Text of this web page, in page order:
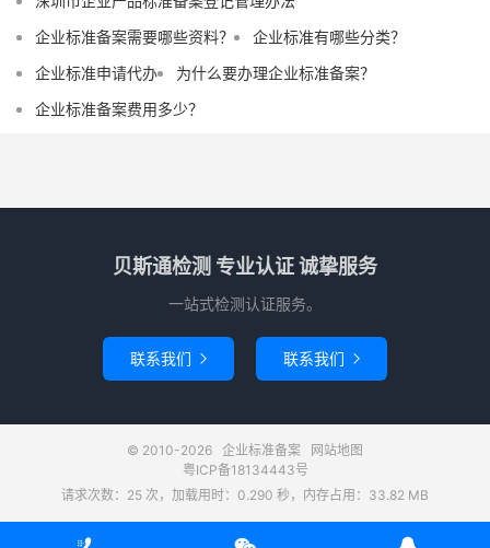
企业标准备案需要哪些资料？
企业标准有哪些分类？
企业标准申请代办
为什么要办理企业标准备案？
企业标准备案费用多少？
贝斯通检测 专业认证 诚挚服务
一站式检测认证服务。
联系我们  联系我们 
© 2010-2026 企业标准备案
网站地图
粤ICP备18134443号
请求次数：25 次，加载用时：0.290 秒，内存占用：33.82 MB